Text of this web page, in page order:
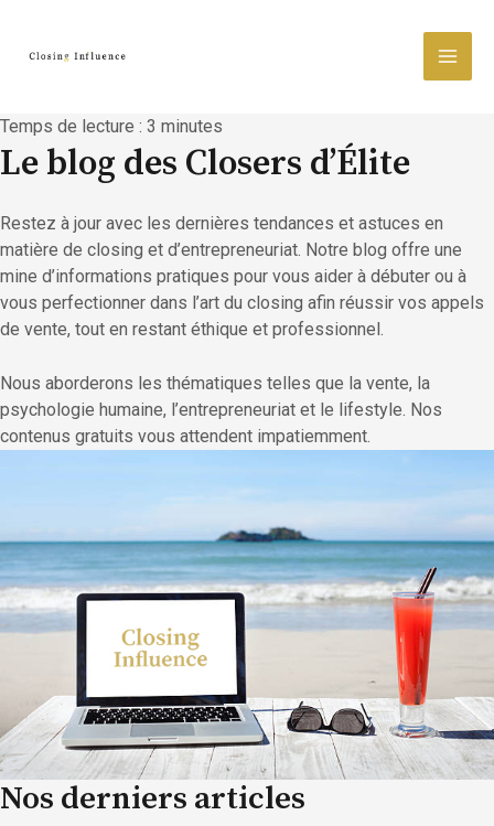
contenu
Temps de lecture : 3 minutes
Le blog des Closers d’Élite
Restez à jour avec les dernières tendances et astuces en
matière de closing et d’entrepreneuriat. Notre blog offre une
mine d’informations pratiques pour vous aider à débuter ou à
vous perfectionner dans l’art du closing afin réussir vos appels
de vente, tout en restant éthique et professionnel.
Nous aborderons les thématiques telles que la vente, la
psychologie humaine, l’entrepreneuriat et le lifestyle. Nos
contenus gratuits vous attendent impatiemment.
Nos derniers articles